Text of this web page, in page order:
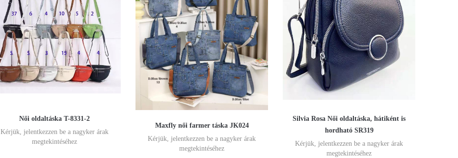
Női oldaltáska T-8331-2
Kérjük, jelentkezzen be a nagyker árak
megtekintéséhez
Maxfly női farmer táska JK024
Kérjük, jelentkezzen be a nagyker árak
megtekintéséhez
Silvia Rosa Női oldaltáska, hátiként is
hordható SR319
Kérjük, jelentkezzen be a nagyker árak
megtekintéséhez